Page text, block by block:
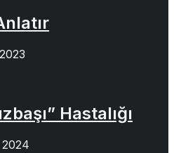
Hastalığı